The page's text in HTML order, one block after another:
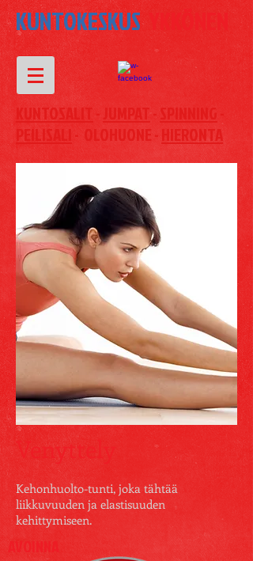
KUNTOKESKUS YKKÖNEN
KUNTOSALIT - JUMPAT- SPINNING
PEILISALI - OLOHUONE -HIERONTA
Venyttely
Kehonhuolto-tunti, joka tähtää
liikkuvuuden ja elastisuuden
kehittymiseen.
AVOINNA